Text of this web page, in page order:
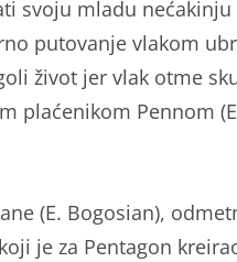
svoju mladu nećakinju
putovanje vlakom
život jer vlak otme
plaćenikom Pennom
(E. Bogosian),
je za Pentagon